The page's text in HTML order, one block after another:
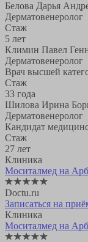
Белова Дарья
Дерматовенеролог
Стаж
5 лет
Климин Павел
Дерматовенеролог
Врач высшей
Стаж
33 года
Шилова Ирина
Дерматовенеролог
Кандидат
Стаж
27 лет
Клиника
Моситалмед на
Doctu.ru
Записаться на
Клиника
Моситалмед на